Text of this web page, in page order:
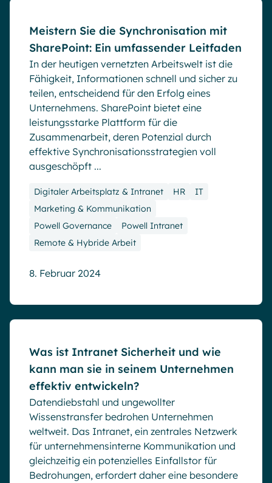
Meistern Sie die Synchronisation mit
SharePoint: Ein umfassender Leitfaden
In der heutigen vernetzten Arbeitswelt ist die
Fähigkeit, Informationen schnell und sicher zu
teilen, entscheidend für den Erfolg eines
Unternehmens. SharePoint bietet eine
leistungsstarke Plattform für die
Zusammenarbeit, deren Potenzial durch
effektive Synchronisationsstrategien voll
ausgeschöpft ...
Digitaler Arbeitsplatz & Intranet HR
IT
Marketing & Kommunikation
Powell Governance
Powell Intranet
Remote & Hybride Arbeit
8. Februar 2024
Was ist Intranet Sicherheit und wie
kann man sie in seinem Unternehmen
effektiv entwickeln?
Datendiebstahl und ungewollter
Wissenstransfer bedrohen Unternehmen
weltweit. Das Intranet, ein zentrales Netzwerk
für unternehmensinterne Kommunikation und
gleichzeitig ein potenzielles Einfallstor für
Bedrohungen, erfordert daher eine besondere